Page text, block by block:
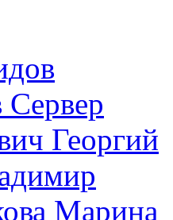
Георгий
Марина